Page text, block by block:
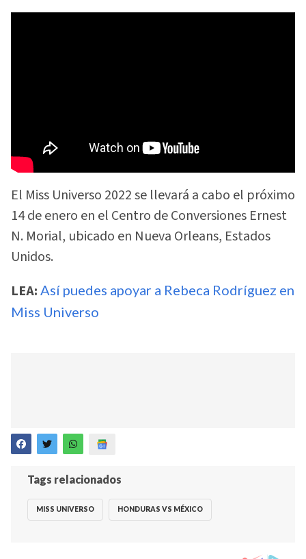
El Miss Universo 2022 se llevará a cabo el próximo
14 de enero en el Centro de Conversiones Ernest
N. Morial, ubicado en Nueva Orleans, Estados
Unidos.
LEA: Así puedes apoyar a Rebeca Rodríguez en
Miss Universo
Tags relacionados
MISS UNIVERSO HONDURAS VS MÉXICO